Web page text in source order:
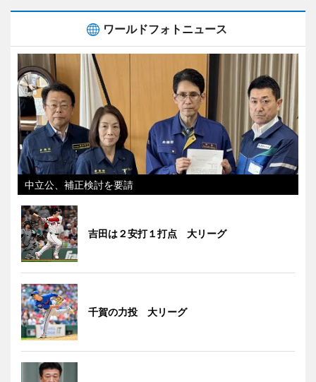
ワールドフォトニュース
中立公、補正検討を要請
吉田は２安打１打点 大リーグ
千賀の力投 大リーグ